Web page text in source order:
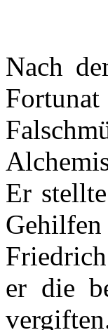
Nach
Fortunat
Er stellte
Gehilfen
Friedrich
er die
vergiften